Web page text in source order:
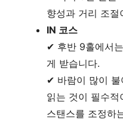
향성과 거리 조절
IN 코스
✔ 후반 9홀에서
게 받습니다.
✔ 바람이 많이 불
읽는 것이 필수적
스탠스를 조정하